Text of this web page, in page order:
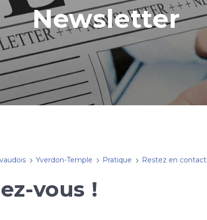
Newsletter
Yverdon-Temple Pratique Restez en contact
vous !